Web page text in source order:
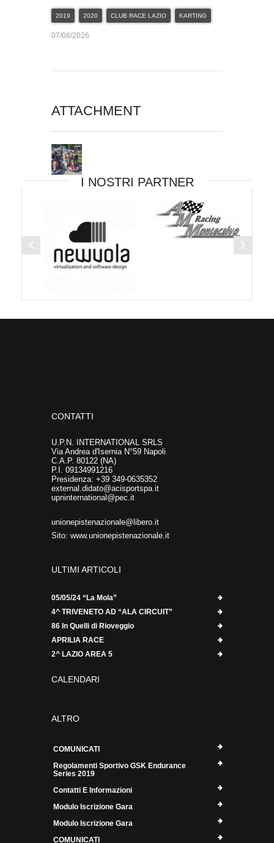
2019 2020 CLUB RACE LAZIO KARTING
07/08/2026
ATTACHMENT
I NOSTRI PARTNER
CONTATTI
U.P.N. INTERNATIONAL SRLS
Via Andrea d'Isernia N°59 Napoli
C.A.P. 80122 (NA)
P.I. 09134991216
Presidenza: +39 349-0635352
external.didato@acisportspa.it
upninternational@pec.it
unionepistenazionale@libero.it
Sito: www.unionepistenazionale.it
ULTIMI ARTICOLI
05/05/24 “La Mola”
4^ TRIVENETO AD “ALA CIRCUIT”
86 In Quelli di Rioveggio
APRILIA RACE
2^ LAZIO AREA 5
CALENDARI
ALTRO
COMUNICATI
Regolamenti Sportivo GSK Endurance
Series 2019
Contatti E Informazioni
Modulo Iscrizione Gara
Modulo Iscrizione Gara
COMUNICATI